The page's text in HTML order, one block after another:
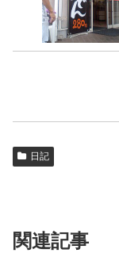
日記
関連記事